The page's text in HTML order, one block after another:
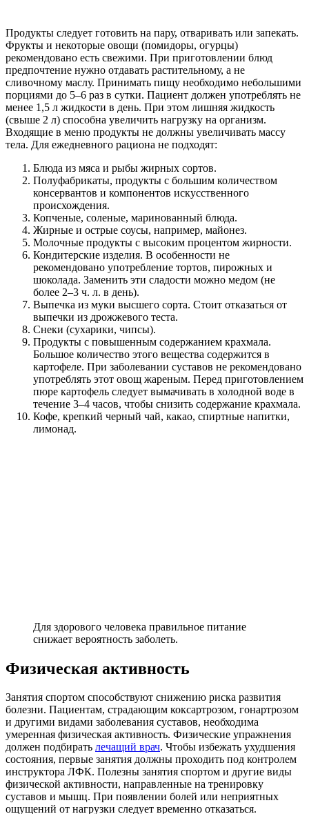
Продукты следует готовить на пару, отваривать или запекать.
Фрукты и некоторые овощи (помидоры, огурцы)
рекомендовано есть свежими. При приготовлении блюд
предпочтение нужно отдавать растительному, а не
сливочному маслу. Принимать пищу необходимо небольшими
порциями до 5–6 раз в сутки. Пациент должен употреблять не
менее 1,5 л жидкости в день. При этом лишняя жидкость
(свыше 2 л) способна увеличить нагрузку на организм.
Входящие в меню продукты не должны увеличивать массу
тела. Для ежедневного рациона не подходят:
Блюда из мяса и рыбы жирных сортов.
Полуфабрикаты, продукты с большим количеством
консервантов и компонентов искусственного
происхождения.
Копченые, соленые, маринованный блюда.
Жирные и острые соусы, например, майонез.
Молочные продукты с высоким процентом жирности.
Кондитерские изделия. В особенности не
рекомендовано употребление тортов, пирожных и
шоколада. Заменить эти сладости можно медом (не
более 2–3 ч. л. в день).
Выпечка из муки высшего сорта. Стоит отказаться от
выпечки из дрожжевого теста.
Снеки (сухарики, чипсы).
Продукты с повышенным содержанием крахмала.
Большое количество этого вещества содержится в
картофеле. При заболевании суставов не рекомендовано
употреблять этот овощ жареным. Перед приготовлением
пюре картофель следует вымачивать в холодной воде в
течение 3–4 часов, чтобы снизить содержание крахмала.
Кофе, крепкий черный чай, какао, спиртные напитки,
лимонад.
Для здорового человека правильное питание
снижает вероятность заболеть.
Физическая активность
Занятия спортом способствуют снижению риска развития
болезни. Пациентам, страдающим коксартрозом, гонартрозом
и другими видами заболевания суставов, необходима
умеренная физическая активность. Физические упражнения
должен подбирать лечащий врач. Чтобы избежать ухудшения
состояния, первые занятия должны проходить под контролем
инструктора ЛФК. Полезны занятия спортом и другие виды
физической активности, направленные на тренировку
суставов и мышц. При появлении болей или неприятных
ощущений от нагрузки следует временно отказаться.